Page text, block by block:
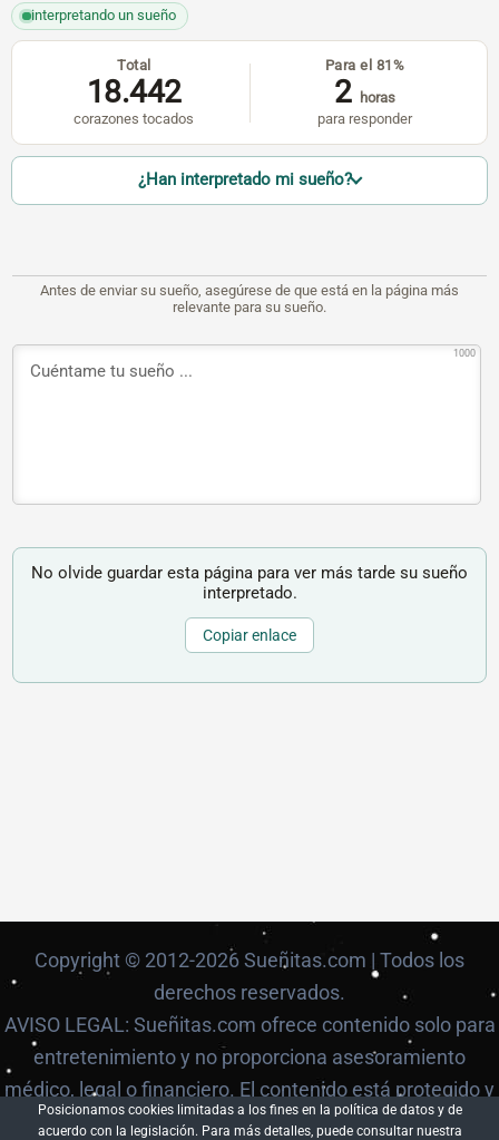
interpretando un sueño
Total
18.442
corazones tocados
Para el 81%
2 horas
para responder
¿Han interpretado mi sueño?
Antes de enviar su sueño, asegúrese de que está en la página más
relevante para su sueño.
1000
No olvide guardar esta página para ver más tarde su sueño
interpretado.
Copiar enlace
Copyright © 2012-2026 Sueñitas.com | Todos los
derechos reservados.
AVISO LEGAL: Sueñitas.com ofrece contenido solo para
entretenimiento y no proporciona asesoramiento
médico, legal o financiero. El contenido está protegido y
no puede ser reproducido sin autorización.
Posicionamos cookies limitadas a los fines en la política de datos y de
acuerdo con la legislación. Para más detalles, puede consultar nuestra